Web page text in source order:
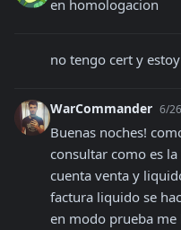
en homologacion
no tengo cert y
WarCommander 6/
Buenas noches!
consultar como es
cuenta venta y
factura liquido se
en modo prueba me